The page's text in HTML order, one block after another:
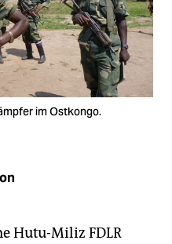
im Ostkongo.
Hutu-Miliz FDLR